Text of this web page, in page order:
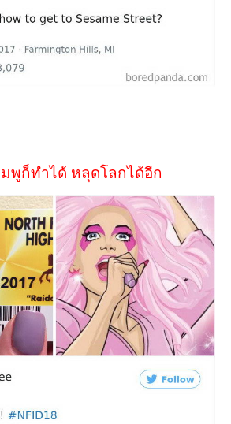
พูก็ทำได้ หลุดโลกได้อีก